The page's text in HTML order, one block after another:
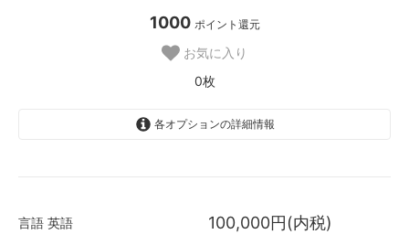
1000 ポイント還元
お気に入り
0枚
各オプションの詳細情報
言語 英語 100,000円(内税)